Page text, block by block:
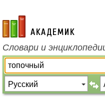
academic.ru
Словари и